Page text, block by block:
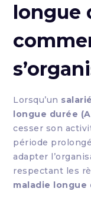
longue
Lorsqu’un salarié
longue durée
cesser son
période
adapter
respectant les
maladie longue